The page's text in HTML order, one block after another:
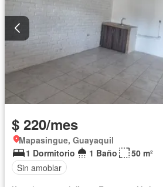
$ 220/mes
Mapasingue, Guayaquil
1 Dormitorio
1 Baño
50 m²
Sin amoblar